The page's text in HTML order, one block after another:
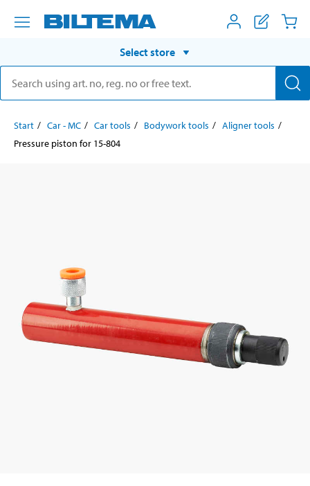
Select store
Start Car - MC Car tools Bodywork tools
Aligner tools
Pressure piston for 15-804